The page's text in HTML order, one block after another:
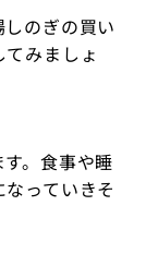
のぎの買い
みましょ
。食事や睡
っていきそ